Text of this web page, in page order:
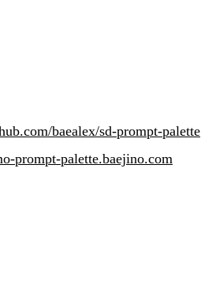
baealex/sd-prompt-palette
prompt-palette.baejino.com